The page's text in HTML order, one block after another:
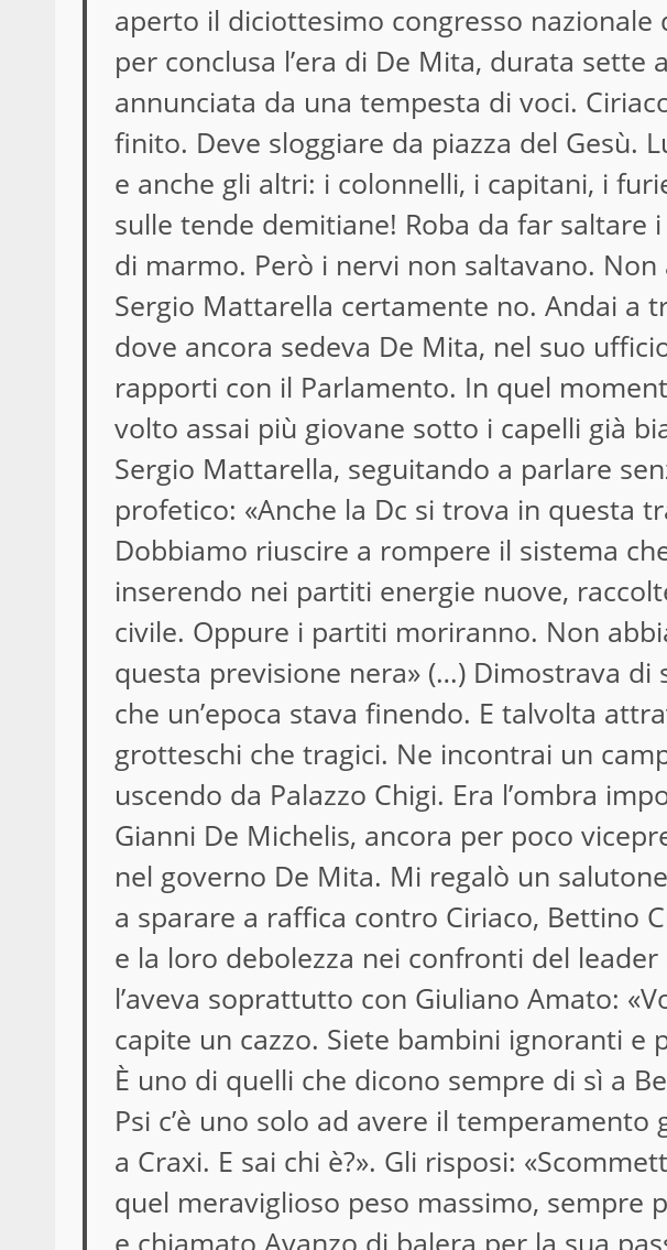
aperto il diciottesimo congresso nazionale
per conclusa l’era di De Mita, durata sette
annunciata da una tempesta di voci.
finito. Deve sloggiare da piazza del Gesù.
e anche gli altri: i colonnelli, i capitani, i
sulle tende demitiane! Roba da far saltare
di marmo. Però i nervi non saltavano.
Sergio Mattarella certamente no. Andai a
dove ancora sedeva De Mita, nel suo
rapporti con il Parlamento. In quel
volto assai più giovane sotto i capelli già
Sergio Mattarella, seguitando a parlare
profetico: «Anche la Dc si trova in questa
Dobbiamo riuscire a rompere il sistema
inserendo nei partiti energie nuove,
civile. Oppure i partiti moriranno. Non
questa previsione nera» (…) Dimostrava di
che un’epoca stava finendo. E talvolta
grotteschi che tragici. Ne incontrai un
uscendo da Palazzo Chigi. Era l’ombra
Gianni De Michelis, ancora per poco
nel governo De Mita. Mi regalò un
a sparare a raffica contro Ciriaco, Bettino
e la loro debolezza nei confronti del leader
l’aveva soprattutto con Giuliano Amato:
capite un cazzo. Siete bambini ignoranti e
È uno di quelli che dicono sempre di sì a
Psi c’è uno solo ad avere il
a Craxi. E sai chi è?». Gli risposi:
quel meraviglioso peso massimo, sempre
e chiamato Avanzo di balera per la sua